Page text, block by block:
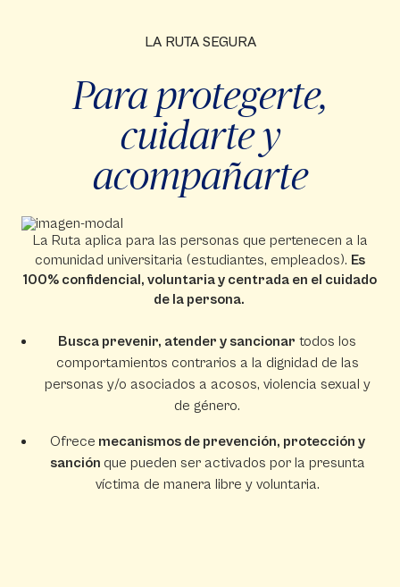
LA RUTA SEGURA
Para protegerte,
cuidarte y
acompañarte
La Ruta aplica para las personas que pertenecen a la
comunidad universitaria (estudiantes, empleados). Es
100% confidencial, voluntaria y centrada en el cuidado
de la persona. ​
Busca prevenir, atender y sancionar todos los
comportamientos contrarios a la dignidad de las
personas y/o asociados a acosos, violencia sexual y
de género.
Ofrece mecanismos de prevención, protección y
sanción que pueden ser activados por la presunta
víctima de manera libre y voluntaria.